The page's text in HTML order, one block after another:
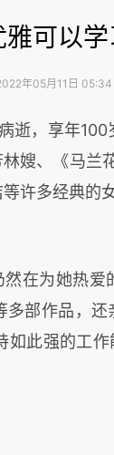
可以
年05月11日 05:34
逝，享年
嫂、《马兰
许多经典的
在为她热爱
部作品，
如此强的工